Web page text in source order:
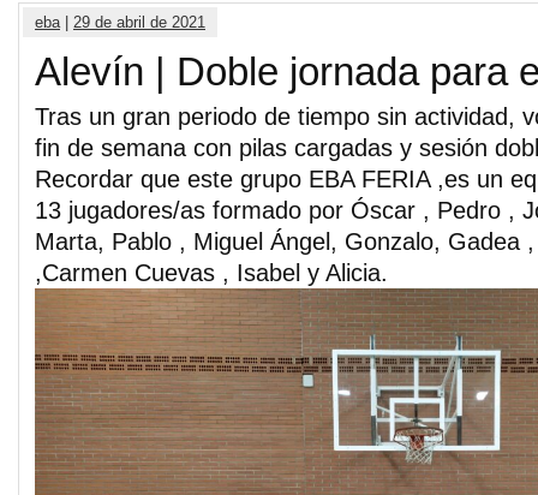
eba| 29 de abril de 2021
Alevín | Doble jornada para
Tras un gran periodo de tiempo sin actividad,
fin de semana con pilas cargadas y sesión
Recordar que este grupo EBA FERIA ,es un
13 jugadores/as formado por Óscar , Pedro ,
Marta, Pablo , Miguel Ángel, Gonzalo, Gadea
,Carmen Cuevas , Isabel y Alicia.